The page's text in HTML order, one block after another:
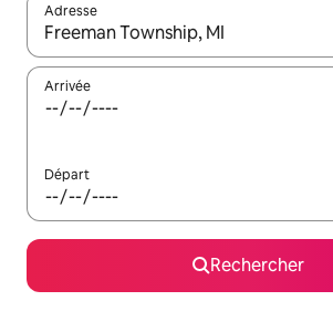
Adresse
Lorsque les résultats s'affichent,
Arrivée
Départ
Rechercher